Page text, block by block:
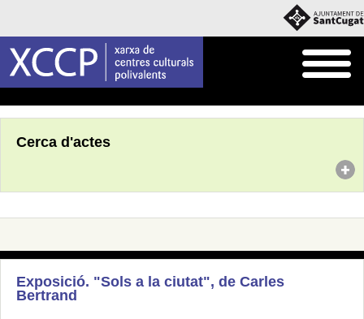
Cerca d'actes
Exposició. "Sols a la ciutat", de Carles
Bertrand